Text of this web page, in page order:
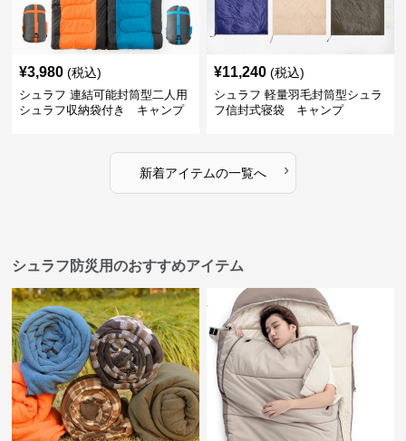
¥3,980 (税込)
シュラフ 連結可能封筒型二人用
シュラフ収納袋付き キャンプ
¥11,240 (税込)
シュラフ 軽量羽毛封筒型シュラ
フ信封式寝袋 キャンプ
新着アイテムの一覧へ ›
シュラフ防災用のおすすめアイテム